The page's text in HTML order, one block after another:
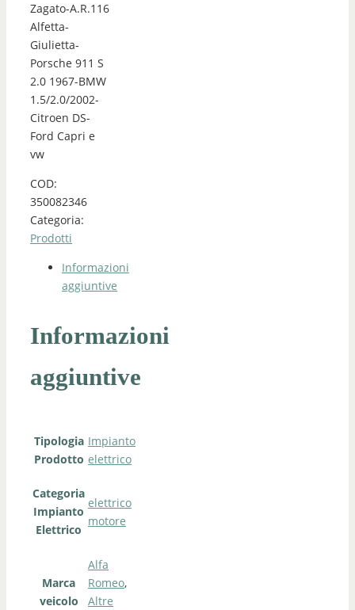
Zagato-A.R.116
Alfetta-
Giulietta-
Porsche 911 S
2.0 1967-BMW
1.5/2.0/2002-
Citroen DS-
Ford Capri e
vw
COD:
350082346
Categoria:
Prodotti
Informazioni
aggiuntive
Informazioni
aggiuntive
Tipologia
Prodotto
Impianto
elettrico
Categoria
Impianto
Elettrico
elettrico
motore
Marca
veicolo
Alfa
Romeo,
Altre